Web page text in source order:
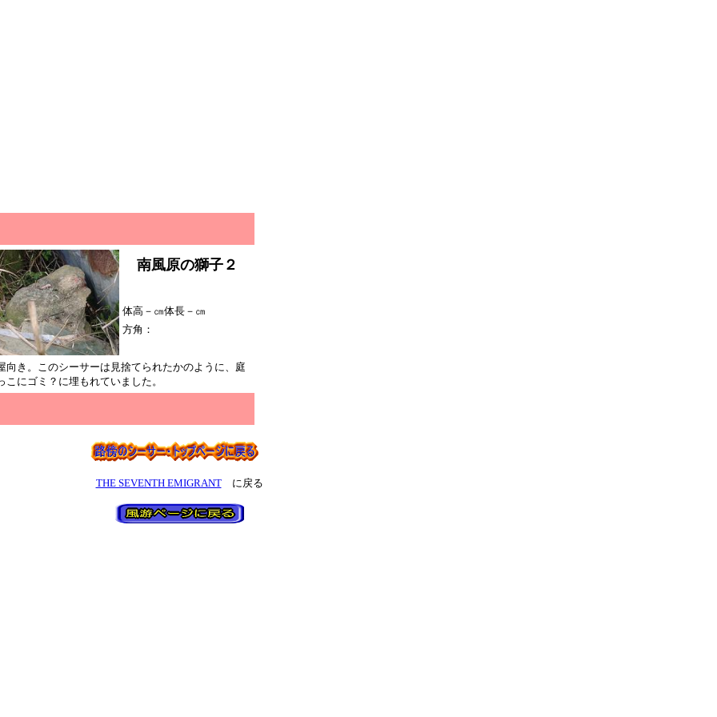
南風原の獅子２
体高－㎝体長－㎝
方角：
向き。このシーサーは見捨てられたかのように、庭
こにゴミ？に埋もれていました。
THE SEVENTH EMIGRANTに戻る